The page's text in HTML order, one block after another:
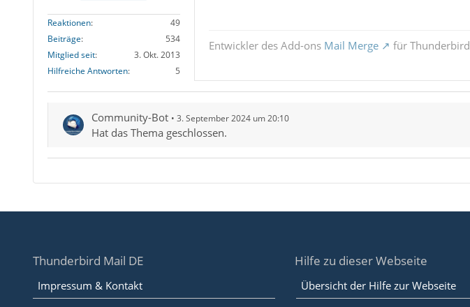
Reaktionen
49
Beiträge
534
Mitglied seit
3. Okt. 2013
Hilfreiche Antworten
5
Entwickler des Add-ons Mail Merge für Thunderbird
Community-Bot 3. September 2024 um 20:10
Hat das Thema geschlossen.
Thunderbird Mail DE
Impressum & Kontakt
Hilfe zu dieser Webseite
Übersicht der Hilfe zur Webseite